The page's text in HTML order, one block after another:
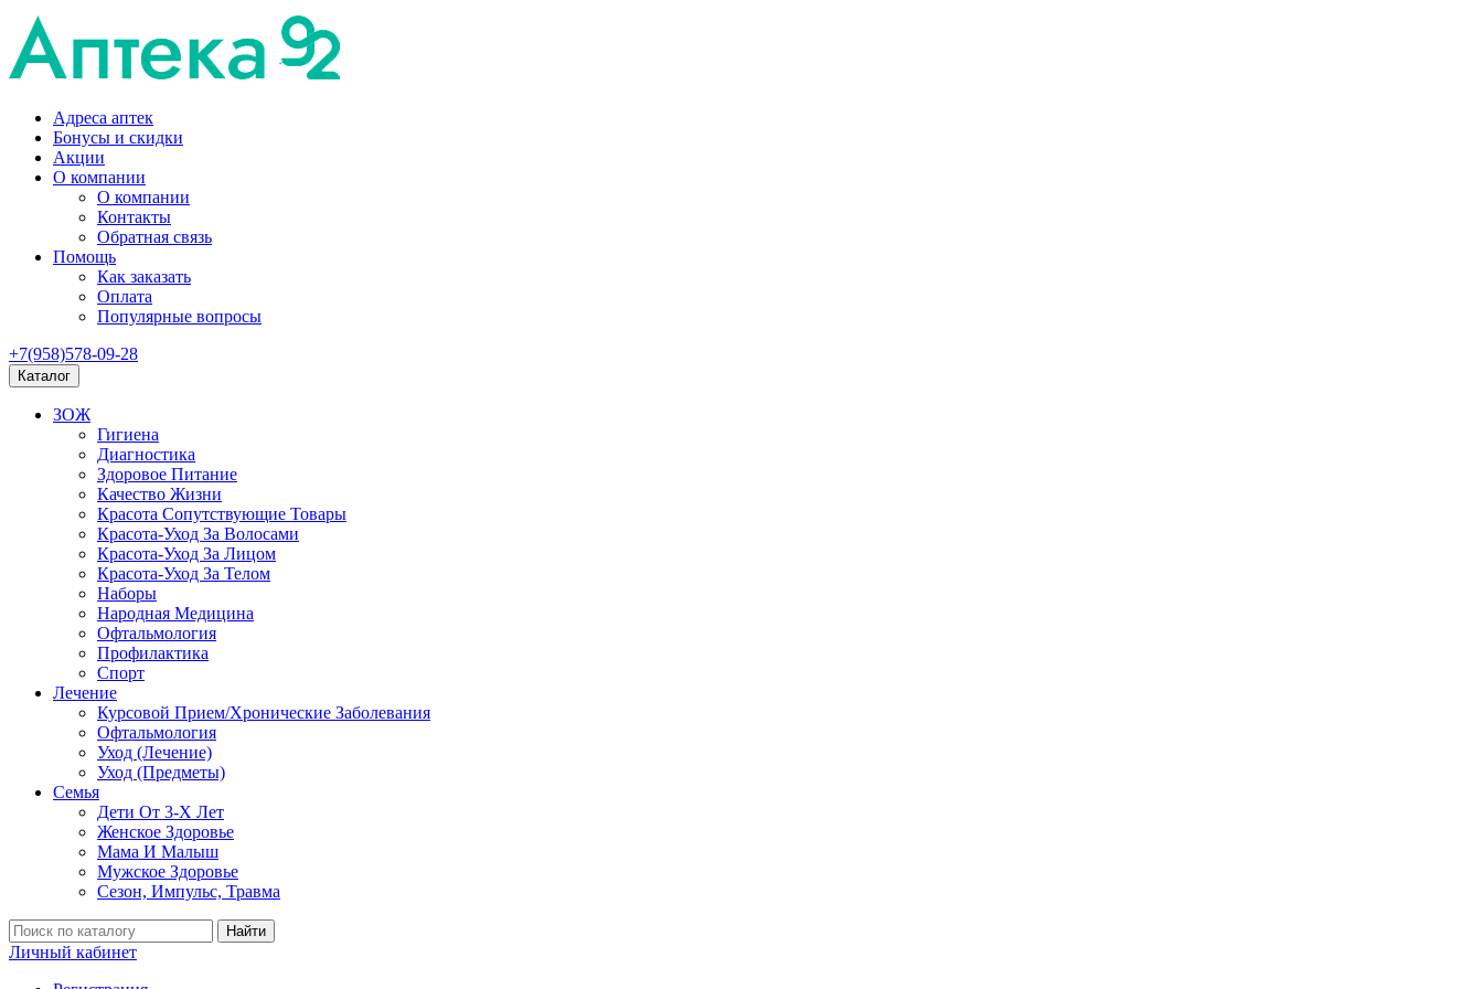
Адреса аптек
Бонусы и скидки
Акции
О компании
О компании
Контакты
Обратная связь
Помощь
Как заказать
Оплата
Популярные вопросы
+7(958)578-09-28
Каталог
ЗОЖ
Гигиена
Диагностика
Здоровое Питание
Качество Жизни
Красота Сопутствующие Товары
Красота-Уход За Волосами
Красота-Уход За Лицом
Красота-Уход За Телом
Наборы
Народная Медицина
Офтальмология
Профилактика
Спорт
Лечение
Курсовой Прием/Хронические Заболевания
Офтальмология
Уход (Лечение)
Уход (Предметы)
Семья
Дети От 3-Х Лет
Женское Здоровье
Мама И Малыш
Мужское Здоровье
Сезон, Импульс, Травма
Найти
Личный кабинет